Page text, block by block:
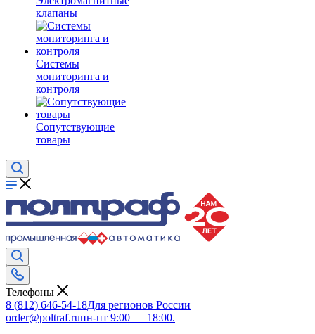
клапаны
Системы
мониторинга и
контроля
Сопутствующие
товары
Телефоны
8 (812) 646-54-18Для регионов России
order@poltraf.ruпн-пт 9:00 — 18:00.